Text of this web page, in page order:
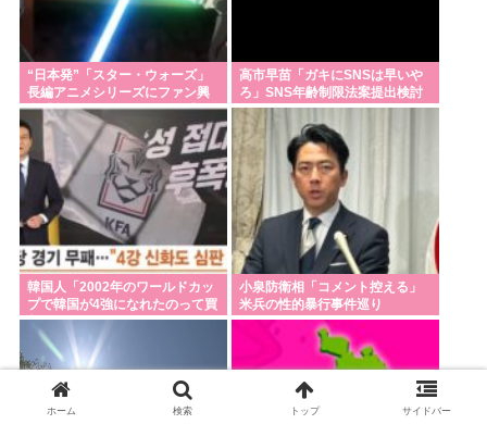
靖国のコスプレ禁止てもしかして8月15日に高市早苗
が参拝することへの布石か？そらコスプレした馬鹿
がいたら絵にならないしな
日本列島さん、人間が住めるエリアの少なさが流石
に厳しいwww
Powered by livedoor 相互RSS
“日本発”「スター・ウォーズ」
長編アニメシリーズにファン興
奮「劇場版にして欲しい」「艦
隊戦も派手で面白い」
高市早苗「ガキにSNSは早いや
ろ」SNS年齢制限法案提出検討
韓国人「2002年のワールドカッ
プで韓国が4強になれたのって買
収したからじゃないの?」
小泉防衛相「コメント控える」
米兵の性的暴行事件巡り
ホーム 検索 トップ サイドバー